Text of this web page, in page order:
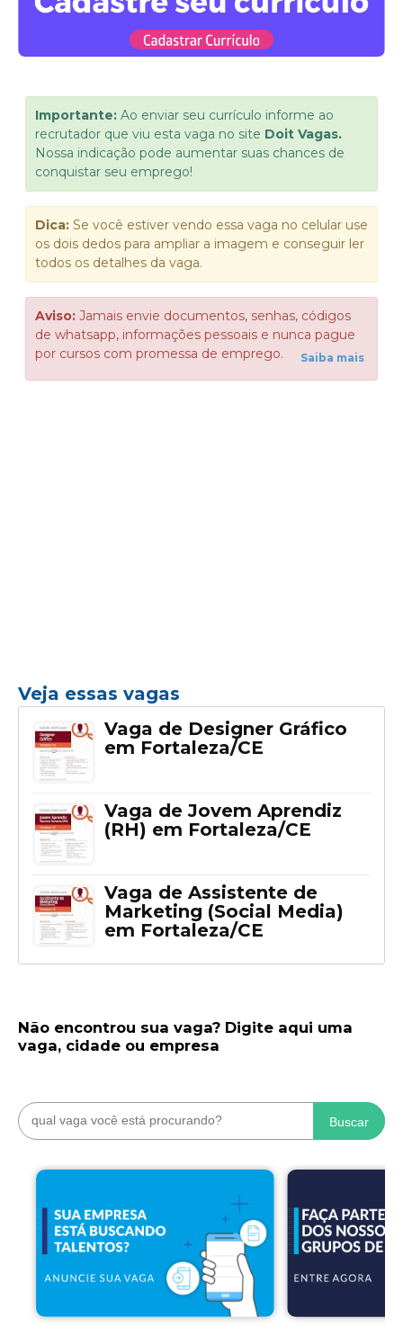
Importante: Ao enviar seu currículo informe ao
recrutador que viu esta vaga no site Doit Vagas.
Nossa indicação pode aumentar suas chances de
conquistar seu emprego!
Dica: Se você estiver vendo essa vaga no celular use
os dois dedos para ampliar a imagem e conseguir ler
todos os detalhes da vaga.
Aviso: Jamais envie documentos, senhas, códigos
de whatsapp, informações pessoais e nunca pague
por cursos com promessa de emprego.
Saiba mais
Veja essas vagas
Vaga de Designer Gráfico
em Fortaleza/CE
Vaga de Jovem Aprendiz
(RH) em Fortaleza/CE
Vaga de Assistente de
Marketing (Social Media)
em Fortaleza/CE
Não encontrou sua vaga? Digite aqui uma
vaga, cidade ou empresa
Buscar